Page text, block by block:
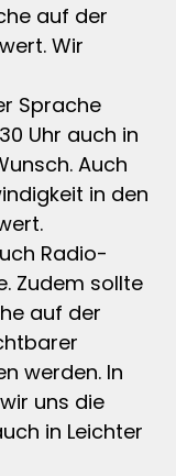
auf der
Wir
Sprache
Uhr auch in
Auch
in den
Radio-
Zudem sollte
auf der
werden. In
uns die
in Leichter